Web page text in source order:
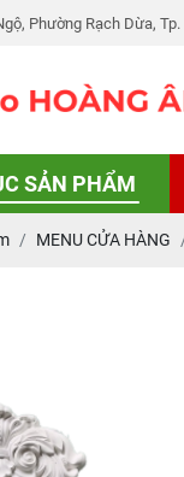
Phường Rạch Dừa, Tp.
SẢN PHẨM
MENU CỬA HÀNG